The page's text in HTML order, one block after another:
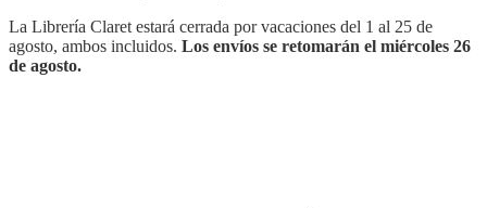
VOLUMS
cantidad
La Librería Claret estará cerrada por vacaciones del 1 al 25 de
agosto, ambos incluidos. Los envíos se retomarán el miércoles 26
de agosto.